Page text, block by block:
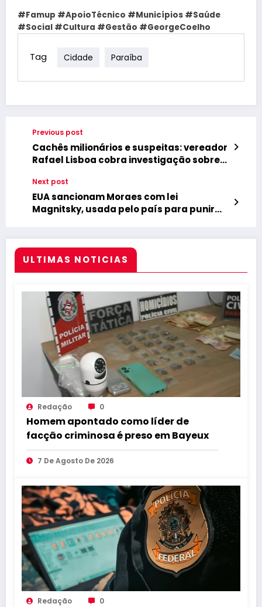
#Famup #ApoioTécnico #Municípios #Saúde
#Social #Cultura #Gestão #GeorgeCoelho
Tag Cidade Paraíba
Previous post
Cachês milionários e suspeitas: vereador
Rafael Lisboa cobra investigação sobre
Next post
EUA sancionam Moraes com lei
Magnitsky, usada pelo país para punir
ULTIMAS NOTICIAS
Redação 0
Homem apontado como líder de
facção criminosa é preso em Bayeux
7 De Agosto De 2026
Redação 0